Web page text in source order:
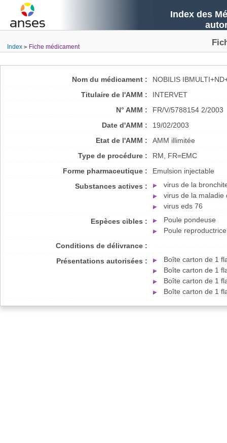
Index des
Index Fiche médicament
Nom du médicament :
NOBILIS
Titulaire de l'AMM :
INTERVET
N° AMM :
FR/V/5788154 2/2003
Date d'AMM :
19/02/2003
Etat de l'AMM :
AMM illimitée
Type de procédure :
RM, FR=EMC
Forme pharmaceutique :
Emulsion injectable
Substances actives :
virus de la
virus de la maladie
virus eds 76
Espèces cibles :
Poule pondeuse
Poule reproductrice
Conditions de délivrance :
Présentations autorisées :
Boîte carton de 1
Boîte carton de 1
Boîte carton de 1
Boîte carton de 1